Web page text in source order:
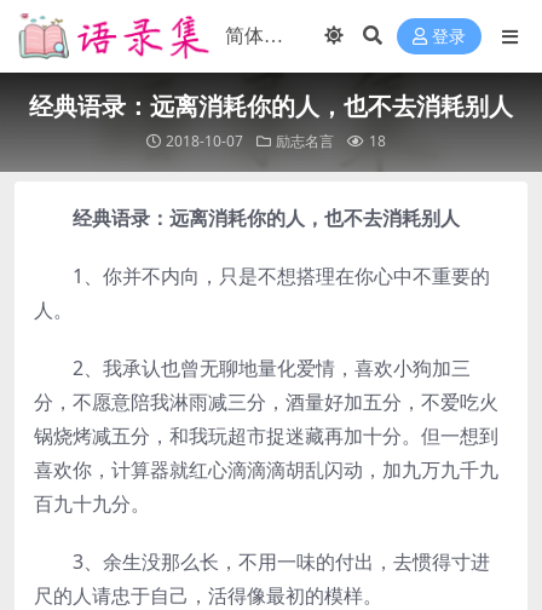
登录
经典语录：远离消耗你的人，也不去消耗别人
2018-10-07 励志名言 18
经典语录：远离消耗你的人，也不去消耗别人
1、你并不内向，只是不想搭理在你心中不重要的
人。
2、我承认也曾无聊地量化爱情，喜欢小狗加三
分，不愿意陪我淋雨减三分，酒量好加五分，不爱吃火
锅烧烤减五分，和我玩超市捉迷藏再加十分。但一想到
喜欢你，计算器就红心滴滴滴胡乱闪动，加九万九千九
百九十九分。
3、余生没那么长，不用一味的付出，去惯得寸进
尺的人请忠于自己，活得像最初的模样。